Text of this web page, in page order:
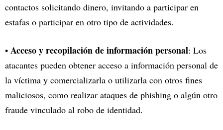
contactos solicitando dinero, invitando a participar en
estafas o participar en otro tipo de actividades.
• Acceso y recopilación de información personal: Los
atacantes pueden obtener acceso a información personal de
la víctima y comercializarla o utilizarla con otros fines
maliciosos, como realizar ataques de phishing o algún otro
fraude vinculado al robo de identidad.